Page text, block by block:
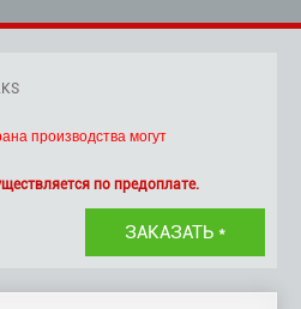
производства могут
по предоплате.